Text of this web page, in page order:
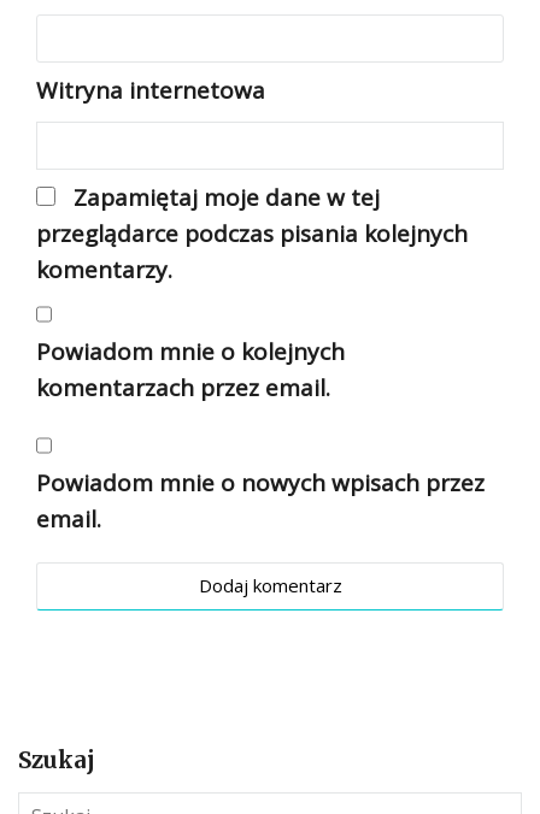
Witryna internetowa
Zapamiętaj moje dane w tej
przeglądarce podczas pisania kolejnych
komentarzy.
Powiadom mnie o kolejnych
komentarzach przez email.
Powiadom mnie o nowych wpisach przez
email.
Szukaj